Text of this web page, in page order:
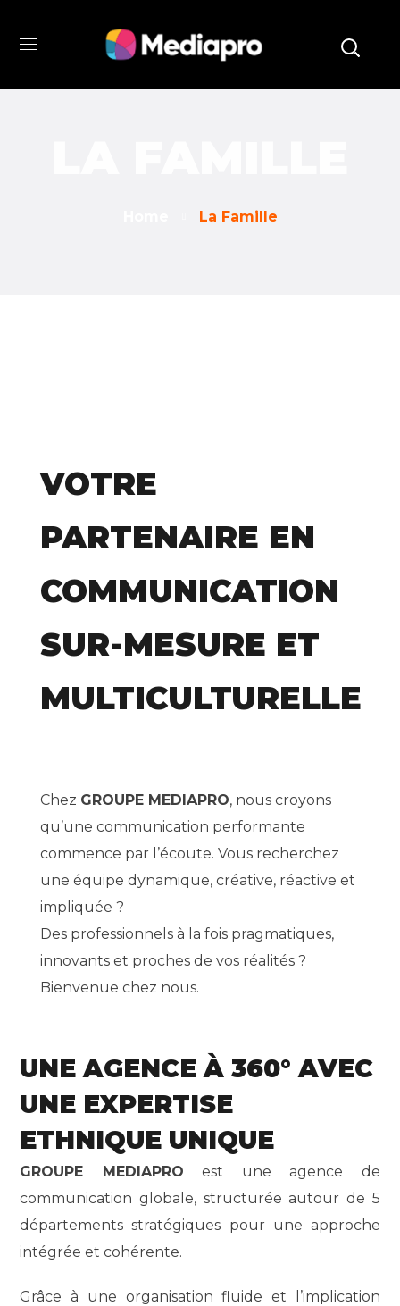
La Famille
VOTRE
PARTENAIRE EN
COMMUNICATION
SUR-MESURE ET
MULTICULTURELLE
Chez GROUPE MEDIAPRO, nous croyons
qu’une communication performante
commence par l’écoute. Vous recherchez
une équipe dynamique, créative, réactive et
impliquée ?
Des professionnels à la fois pragmatiques,
innovants et proches de vos réalités ?
Bienvenue chez nous.
UNE AGENCE À 360° AVEC
UNE EXPERTISE
ETHNIQUE UNIQUE
GROUPE MEDIAPRO est une agence de
communication globale, structurée autour de 5
départements stratégiques pour une approche
intégrée et cohérente.
Grâce à une organisation fluide et l’implication